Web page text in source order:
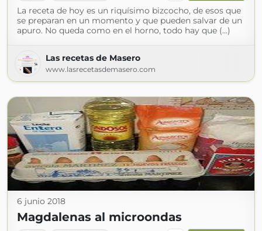
La receta de hoy es un riquísimo bizcocho, de esos que
se preparan en un momento y que pueden salvar de un
apuro. No queda como en el horno, todo hay que (...)
Las recetas de Masero
www.lasrecetasdemasero.com
6 junio 2018
Magdalenas al microondas